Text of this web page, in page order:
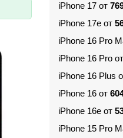
iPhone 17 от
iPhone 17e от
iPhone 16 Pro
iPhone 16 Pro от
iPhone 16 Plus
iPhone 16 от
iPhone 16e от
iPhone 15 Pro